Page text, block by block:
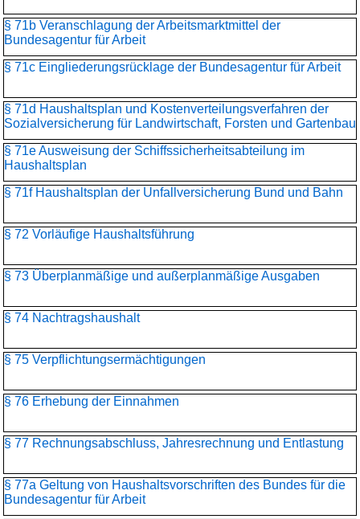
§ 71b Veranschlagung der Arbeitsmarktmittel der
Bundesagentur für Arbeit
§ 71c Eingliederungsrücklage der Bundesagentur für Arbeit
§ 71d Haushaltsplan und Kostenverteilungsverfahren der
Sozialversicherung für Landwirtschaft, Forsten und Gartenbau
§ 71e Ausweisung der Schiffssicherheitsabteilung im
Haushaltsplan
§ 71f Haushaltsplan der Unfallversicherung Bund und Bahn
§ 72 Vorläufige Haushaltsführung
§ 73 Überplanmäßige und außerplanmäßige Ausgaben
§ 74 Nachtragshaushalt
§ 75 Verpflichtungsermächtigungen
§ 76 Erhebung der Einnahmen
§ 77 Rechnungsabschluss, Jahresrechnung und Entlastung
§ 77a Geltung von Haushaltsvorschriften des Bundes für die
Bundesagentur für Arbeit